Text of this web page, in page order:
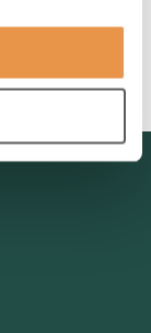
och
talar och skriver